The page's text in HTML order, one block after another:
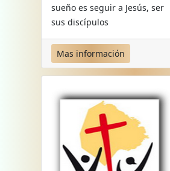
sueño es seguir a Jesús, ser
sus discípulos
Mas información